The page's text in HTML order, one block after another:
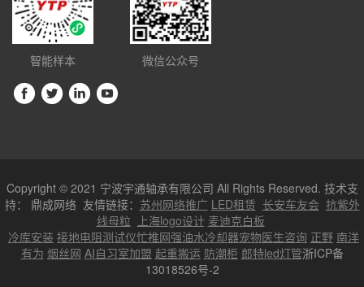
智能样本 微信公众号
Copyright © 2021 宁波宇通轴承有限公司 All Rights Reserved. 技术支
持： 鼎成网络友情链接： 苏州网络推广 LED租赁 长安车友会 抗紫外
线母粒
上海logo设计 麦迪克白板
冷库安装 接地电阻测试仪忙推网强油水冷却器宠物医生咨询 正野 南洋
有为 烟丝网 AI自习室加盟 起重搬运 防潮柜 郎特led灯管浙ICP备
13018526号-2